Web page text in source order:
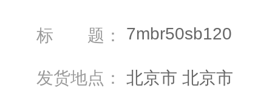
标 题： 7mbr50sb120
发货地点： 北京市 北京市